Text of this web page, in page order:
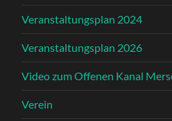
Veranstaltungsplan 2024
Veranstaltungsplan 2026
Video zum Offenen Kanal
Verein